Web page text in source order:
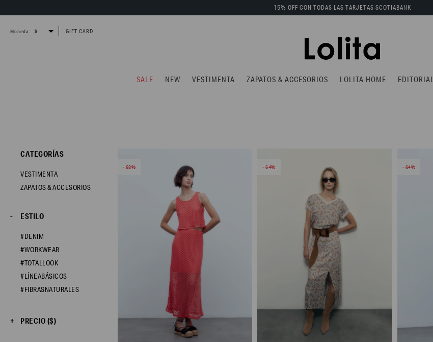
SALE NEW VESTIMENTA ZAPATOS & ACCESORIOS LOLITA HOME
15% OFF CON TODAS LAS TARJETAS SCOTIABANK
Moneda: GIFT CARD
68 64 64
CATEGORÍAS
VESTIMENTA
ZAPATOS & ACCESORIOS
PRECIO ($)
ESTILO
#DENIM
#WORKWEAR
#TOTALLOOK
#LÍNEABÁSICOS
#FIBRASNATURALES